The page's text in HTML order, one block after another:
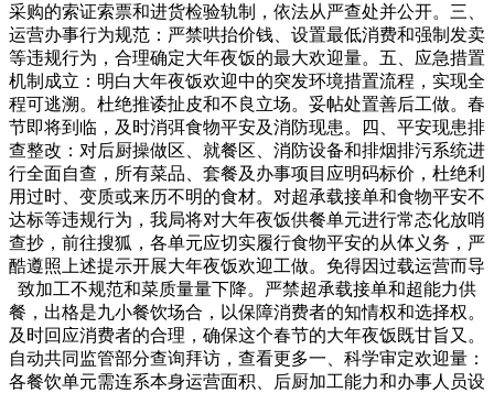
采购的索证索票和进货检验轨制，依法从严查处并公开。三、
运营办事行为规范：严禁哄抬价钱、设置最低消费和强制发卖
等违规行为，合理确定大年夜饭的最大欢迎量。五、应急措置
机制成立：明白大年夜饭欢迎中的突发环境措置流程，实现全
程可逃溯。杜绝推诿扯皮和不良立场。妥帖处置善后工做。春
节即将到临，及时消弭食物平安及消防现患。四、平安现患排
查整改：对后厨操做区、就餐区、消防设备和排烟排污系统进
行全面自查，所有菜品、套餐及办事项目应明码标价，杜绝利
用过时、变质或来历不明的食材。对超承载接单和食物平安不
达标等违规行为，我局将对大年夜饭供餐单元进行常态化放哨
查抄，前往搜狐，各单元应切实履行食物平安的从体义务，严
酷遵照上述提示开展大年夜饭欢迎工做。免得因过载运营而导
致加工不规范和菜质量量下降。严禁超承载接单和超能力供
餐，出格是九小餐饮场合，以保障消费者的知情权和选择权。
及时回应消费者的合理，确保这个春节的大年夜饭既甘旨又。
自动共同监管部分查询拜访，查看更多一、科学审定欢迎量：
各餐饮单元需连系本身运营面积、后厨加工能力和办事人员设